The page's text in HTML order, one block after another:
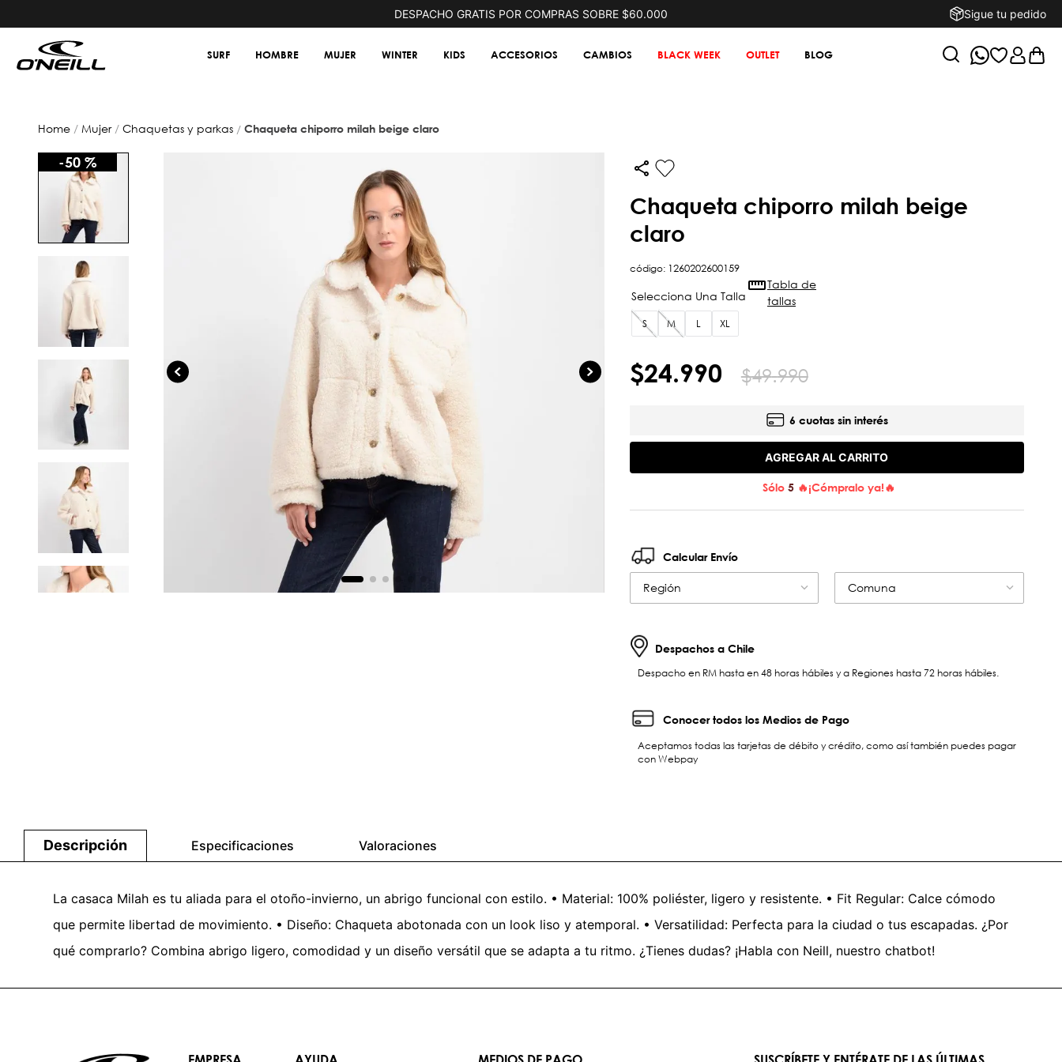
DESPACHO GRATIS POR COMPRAS SOBRE $60.000 Sigue tu pedido
SURF HOMBRE MUJER WINTER KIDS ACCESORIOS CAMBIOS BLACK WEEK OUTLET BLOG
mujer chaquetas y parkas chaqueta chiporro milah beige claro
-50 %
chaqueta chiporro milah beige
claro
código: 1260202600159
S M L XL
Tabla de
tallas
$24.990 $49.990
6 cuotas sin interés
AGREGAR AL CARRITO
Sólo 5🔥¡Cómpralo ya!🔥
Calcular Envío
Región Comuna
Despachos a Chile
Despacho en RM hasta en 48 horas hábiles y a Regiones hasta 72 horas hábiles.
Conocer todos los Medios de Pago
Aceptamos todas las tarjetas de débito y crédito, como así también puedes pagar
con Webpay
Descripción Especificaciones Valoraciones
La casaca Milah es tu aliada para el otoño-invierno, un abrigo funcional con estilo. • Material: 100% poliéster, ligero y resistente. • Fit Regular: Calce cómodo
que permite libertad de movimiento. • Diseño: Chaqueta abotonada con un look liso y atemporal. • Versatilidad: Perfecta para la ciudad o tus escapadas. ¿Por
qué comprarlo? Combina abrigo ligero, comodidad y un diseño versátil que se adapta a tu ritmo. ¿Tienes dudas? ¡Habla con Neill, nuestro chatbot!